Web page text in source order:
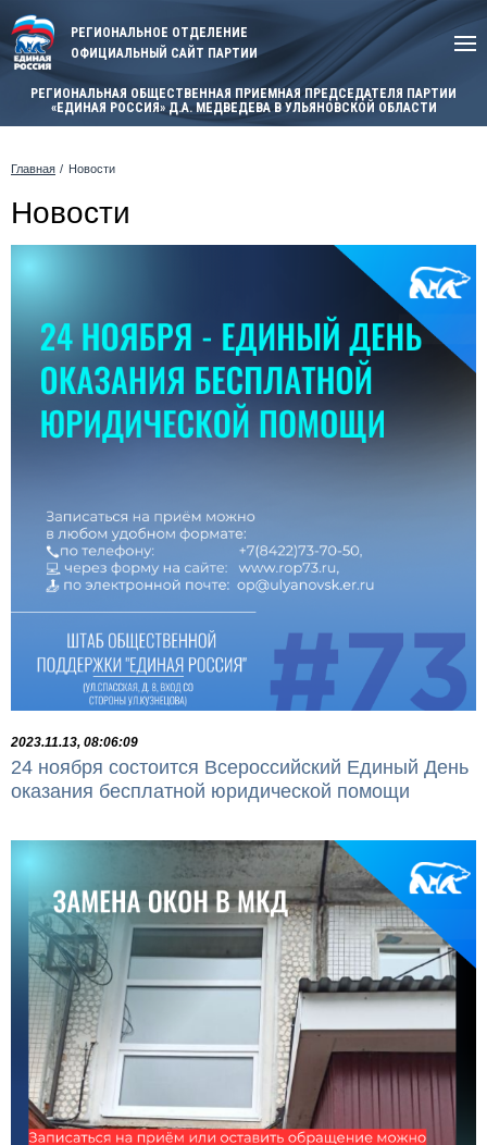
РЕГИОНАЛЬНОЕ ОТДЕЛЕНИЕ
ОФИЦИАЛЬНЫЙ САЙТ ПАРТИИ
РЕГИОНАЛЬНАЯ ОБЩЕСТВЕННАЯ ПРИЕМНАЯ ПРЕДСЕДАТЕЛЯ ПАРТИИ
«ЕДИНАЯ РОССИЯ» Д.А. МЕДВЕДЕВА В УЛЬЯНОВСКОЙ ОБЛАСТИ
Главная Новости
Новости
2023.11.13, 08:06:09
24 ноября состоится Всероссийский Единый День
оказания бесплатной юридической помощи